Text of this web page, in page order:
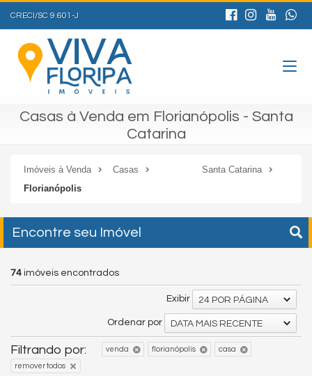
CRECI/SC 9.601-J
Casas à Venda em Florianópolis - Santa
Catarina
Imóveis à Venda Casas
Santa Catarina
Florianópolis
Encontre seu Imóvel
74 imóveis encontrados
Exibir 24 POR PÁGINA
Ordenar por DATA MAIS RECENTE
Filtrando por: venda florianópolis casa
remover todos